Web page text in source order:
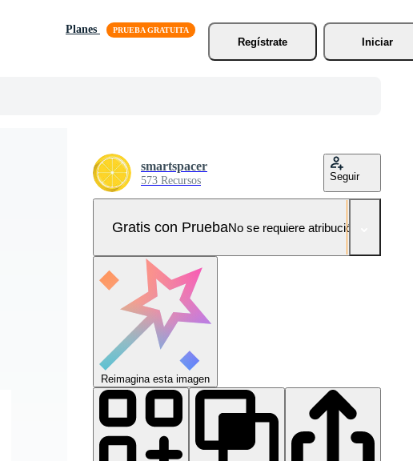
Planes
Regístrate
Iniciar
smartspacer
573 Recursos Seguir
Gratis con PruebaNo se requiere atribución!
Reimagina esta imagen